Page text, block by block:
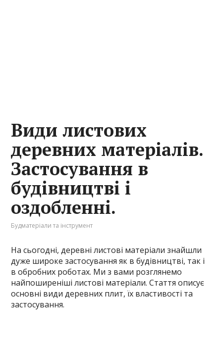
Види листових
деревних матеріалів.
Застосування в
будівництві і
оздобленні.
Будматеріали та інструмент
На сьогодні, деревні листові матеріали знайшли
дуже широке застосування як в будівництві, так і
в обробних роботах. Ми з вами розглянемо
найпоширеніші листові матеріали. Стаття описує
основні види деревних плит, їх властивості та
застосування.